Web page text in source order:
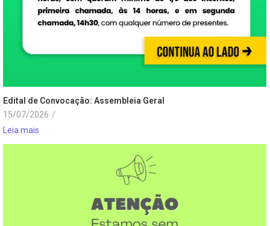
Edital de Convocação: Assembleia Geral
15/07/2026 /
Leia mais